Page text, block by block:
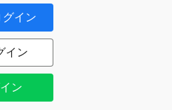
グイン
イン
ン